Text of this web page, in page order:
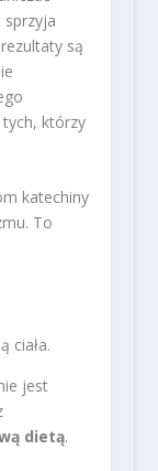
sprzyja
są
którzy
katechiny
To
ciała.
jest
dietą.